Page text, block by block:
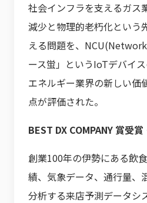
社会インフラを支えるガス
減少と物理的老朽化という
える問題を、
ース蛍」というIoTデバイス
エネルギー業界の新しい価
点が評価された。
BEST DX COMPANY 賞受
創業100年の伊勢にある飲
績、気象データ、通行量、
分析する来店予測データシ